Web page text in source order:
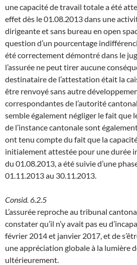
une capacité de travail totale a été
effet dès le 01.08.2013 dans une
dirigeante et sans bureau en open
question d’un pourcentage
été correctement démontré dans le
l’assurée ne peut tirer aucune
destinataire de l’attestation était la
être renvoyé sans autre
correspondantes de l’autorité
semble également négliger le fait que
de l’instance cantonale sont
ont tenu compte du fait que la
initialement attestée pour une durée
du 01.08.2013, a été suivie d’une
01.11.2013 au 30.11.2013.
Consid. 6.2.5
L’assurée reproche au tribunal
constater qu’il n’y avait pas eu
février 2014 et janvier 2017, et de
une appréciation globale à la lumière
ultérieurement.